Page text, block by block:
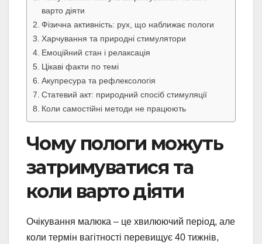
варто діяти
Фізична активність: рух, що наближає пологи
Харчування та природні стимулятори
Емоційний стан і релаксація
Цікаві факти по темі
Акупресура та рефлексологія
Статевий акт: природний спосіб стимуляції
Коли самостійні методи не працюють
Чому пологи можуть
затримуватися та
коли варто діяти
Очікування малюка – це хвилюючий період, але
коли термін вагітності перевищує 40 тижнів,